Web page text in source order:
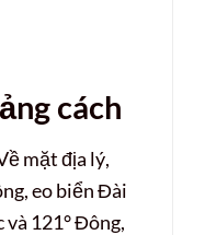
cách
mặt địa lý,
eo biển Đài
và 121° Đông,